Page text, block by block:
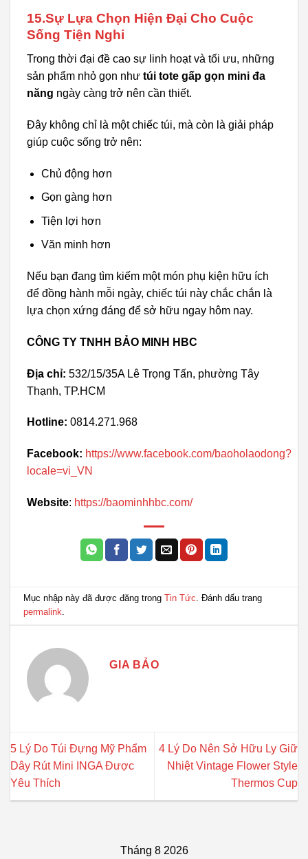
15.Sự Lựa Chọn Hiện Đại Cho Cuộc
Sống Tiện Nghi
Trong thời đại đề cao sự linh hoạt và tối ưu, những
sản phẩm nhỏ gọn như túi tote gấp gọn mini đa
năng ngày càng trở nên cần thiết.
Đây không chỉ là một chiếc túi, mà còn là giải pháp
giúp cuộc sống trở nên:
Chủ động hơn
Gọn gàng hơn
Tiện lợi hơn
Văn minh hơn
Nếu bạn đang tìm kiếm một món phụ kiện hữu ích
để đồng hành mỗi ngày, chiếc túi này chắc chắn là
lựa chọn xứng đáng để sở hữu ngay hôm nay.
CÔNG TY TNHH BẢO MINH HBC
Địa chỉ: 532/15/35A Lê Trọng Tấn, phường Tây
Thạnh, TP.HCM
Hotline: 0814.271.968
Facebook: https://www.facebook.com/baoholaodong?
locale=vi_VN
Website: https://baominhhbc.com/
Mục nhập này đã được đăng trongTin Tức. Đánh dấu trang
permalink.
GIA BẢO
5 Lý Do Túi Đựng Mỹ Phẩm
Dây Rút Mini INGA Được
Yêu Thích
4 Lý Do Nên Sở Hữu Ly Giữ
Nhiệt Vintage Flower Style
Thermos Cup
Tháng 8 2026